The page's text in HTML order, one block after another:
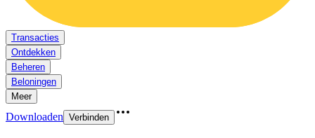
Transacties
Ontdekken
Beheren
Beloningen
Meer
Downloaden Verbinden